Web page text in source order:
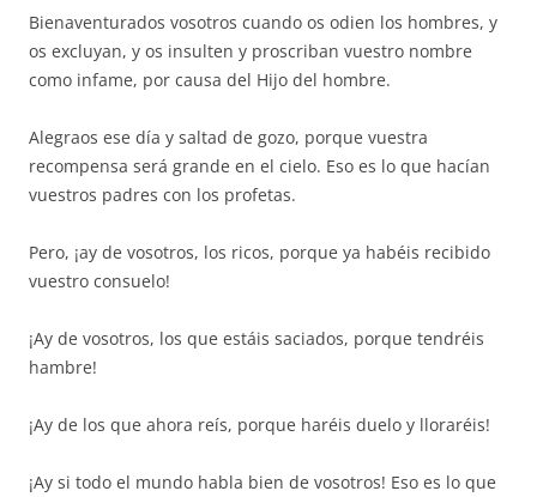
Bienaventurados vosotros cuando os odien los hombres, y
os excluyan, y os insulten y proscriban vuestro nombre
como infame, por causa del Hijo del hombre.
Alegraos ese día y saltad de gozo, porque vuestra
recompensa será grande en el cielo. Eso es lo que hacían
vuestros padres con los profetas.
Pero, ¡ay de vosotros, los ricos, porque ya habéis recibido
vuestro consuelo!
¡Ay de vosotros, los que estáis saciados, porque tendréis
hambre!
¡Ay de los que ahora reís, porque haréis duelo y lloraréis!
¡Ay si todo el mundo habla bien de vosotros! Eso es lo que